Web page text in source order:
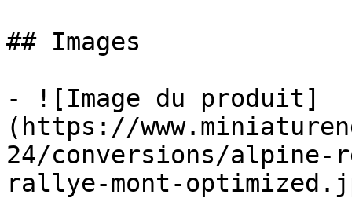
## Images
- ![Image du produit]
(https://
24/conversions/alpine-
rallye-mont-